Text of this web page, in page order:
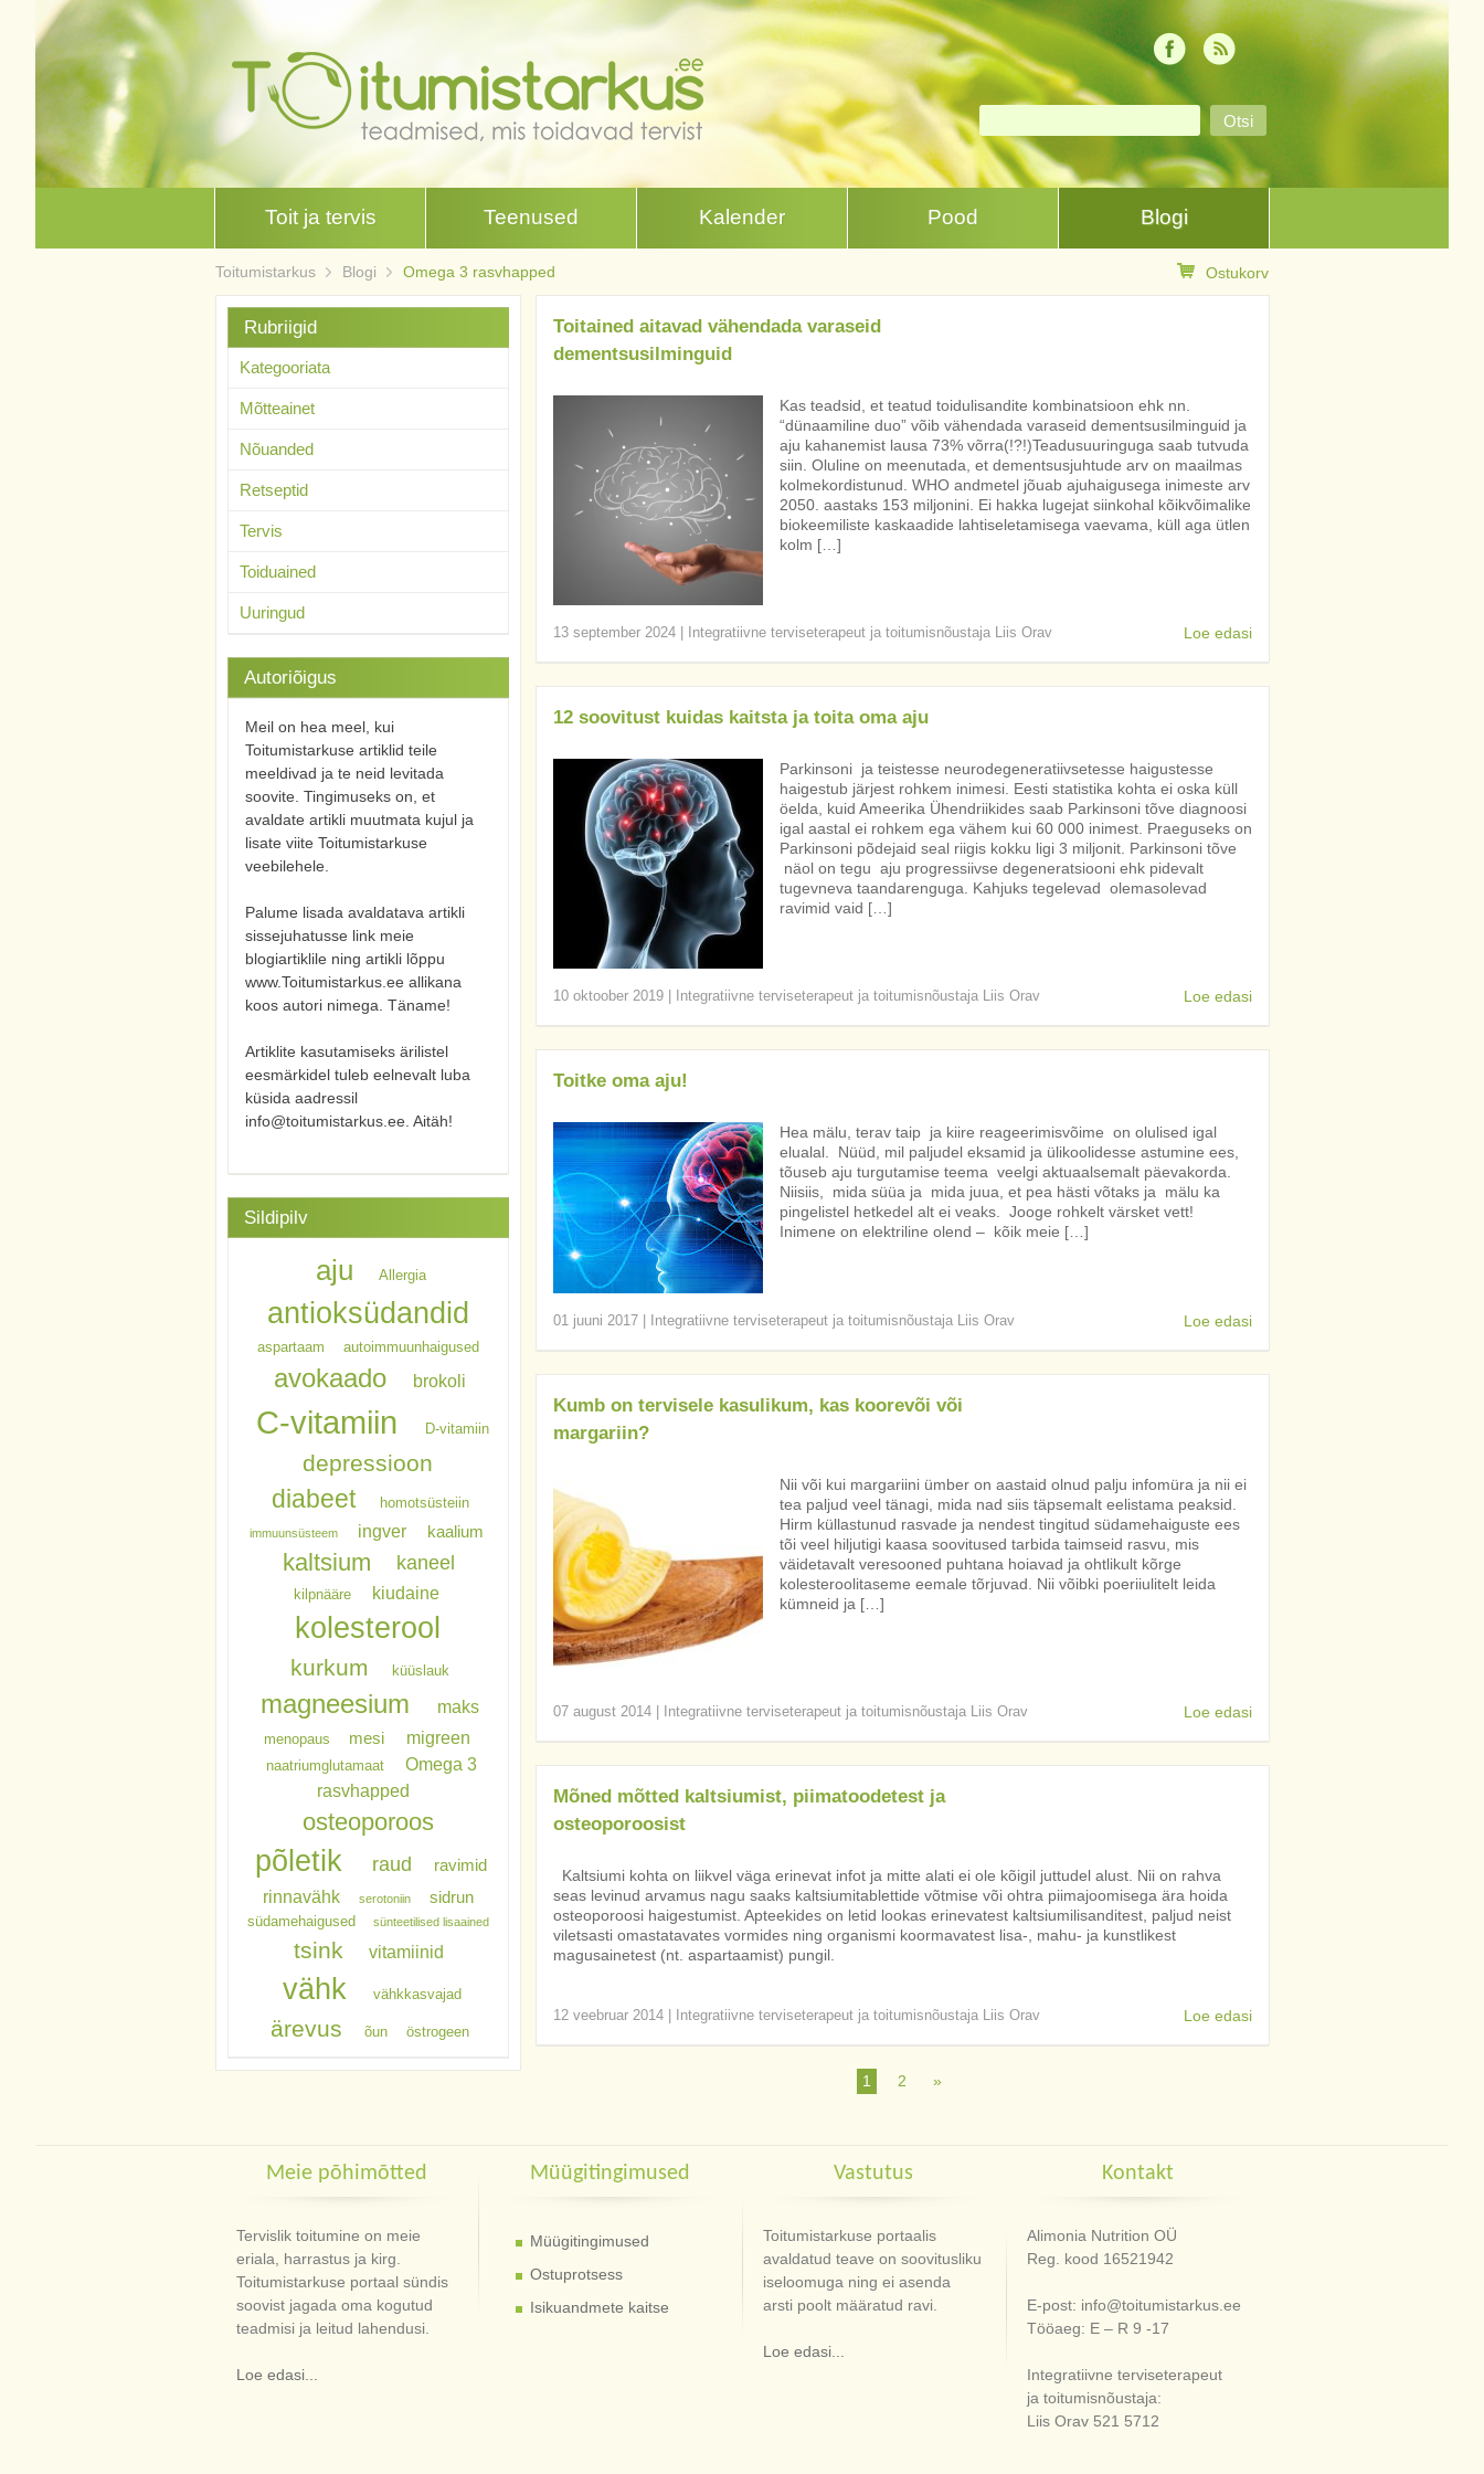
Toit ja tervis Teenused Kalender Pood Blogi
Toitumistarkus Blogi Omega 3 rasvhapped Ostukorv
Toitained aitavad vähendada varaseid
dementsusilminguid
Kas teadsid, et teatud toidulisandite kombinatsioon ehk nn.
“dünaamiline duo” võib vähendada varaseid dementsusilminguid ja
aju kahanemist lausa 73% võrra(!?!)Teadusuuringuga saab tutvuda
siin. Oluline on meenutada, et dementsusjuhtude arv on maailmas
kolmekordistunud. WHO andmetel jõuab ajuhaigusega inimeste arv
2050. aastaks 153 miljonini. Ei hakka lugejat siinkohal kõikvõimalike
biokeemiliste kaskaadide lahtiseletamisega vaevama, küll aga ütlen
kolm […]
13 september 2024| Integratiivne terviseterapeut ja toitumisnõustaja Liis Orav Loe edasi
12 soovitust kuidas kaitsta ja toita oma aju
Parkinsoni ja teistesse neurodegeneratiivsetesse haigustesse
haigestub järjest rohkem inimesi. Eesti statistika kohta ei oska küll
öelda, kuid Ameerika Ühendriikides saab Parkinsoni tõve diagnoosi
igal aastal ei rohkem ega vähem kui 60 000 inimest. Praeguseks on
Parkinsoni põdejaid seal riigis kokku ligi 3 miljonit. Parkinsoni tõve
näol on tegu aju progressiivse degeneratsiooni ehk pidevalt
tugevneva taandarenguga. Kahjuks tegelevad olemasolevad
ravimid vaid […]
10 oktoober 2019| Integratiivne terviseterapeut ja toitumisnõustaja Liis Orav Loe edasi
Toitke oma aju!
Hea mälu, terav taip ja kiire reageerimisvõime on olulised igal
elualal. Nüüd, mil paljudel eksamid ja ülikoolidesse astumine ees,
tõuseb aju turgutamise teema veelgi aktuaalsemalt päevakorda.
Niisiis, mida süüa ja mida juua, et pea hästi võtaks ja mälu ka
pingelistel hetkedel alt ei veaks. Jooge rohkelt värsket vett!
Inimene on elektriline olend – kõik meie […]
01 juuni 2017| Integratiivne terviseterapeut ja toitumisnõustaja Liis Orav Loe edasi
Kumb on tervisele kasulikum, kas koorevõi või
margariin?
Nii või kui margariini ümber on aastaid olnud palju infomüra ja nii ei
tea paljud veel tänagi, mida nad siis täpsemalt eelistama peaksid.
Hirm küllastunud rasvade ja nendest tingitud südamehaiguste ees
tõi veel hiljutigi kaasa soovitused tarbida taimseid rasvu, mis
väidetavalt veresooned puhtana hoiavad ja ohtlikult kõrge
kolesteroolitaseme eemale tõrjuvad. Nii võibki poeriiulitelt leida
kümneid ja […]
07 august 2014| Integratiivne terviseterapeut ja toitumisnõustaja Liis Orav Loe edasi
Mõned mõtted kaltsiumist, piimatoodetest ja
osteoporoosist
Kaltsiumi kohta on liikvel väga erinevat infot ja mitte alati ei ole kõigil juttudel alust. Nii on rahva
seas levinud arvamus nagu saaks kaltsiumitablettide võtmise või ohtra piimajoomisega ära hoida
osteoporoosi haigestumist. Apteekides on letid lookas erinevatest kaltsiumilisanditest, paljud neist
viletsasti omastatavates vormides ning organismi koormavatest lisa-, mahu- ja kunstlikest
magusainetest (nt. aspartaamist) pungil.
12 veebruar 2014| Integratiivne terviseterapeut ja toitumisnõustaja Liis Orav Loe edasi
1 2 »
Rubriigid
Kategooriata
Mõtteainet
Nõuanded
Retseptid
Tervis
Toiduained
Uuringud
Autoriõigus
Meil on hea meel, kui
Toitumistarkuse artiklid teile
meeldivad ja te neid levitada
soovite. Tingimuseks on, et
avaldate artikli muutmata kujul ja
lisate viite Toitumistarkuse
veebilehele.
Palume lisada avaldatava artikli
sissejuhatusse link meie
blogiartiklile ning artikli lõppu
www.Toitumistarkus.ee allikana
koos autori nimega. Täname!
Artiklite kasutamiseks ärilistel
eesmärkidel tuleb eelnevalt luba
küsida aadressil
info@toitumistarkus.ee. Aitäh!
Sildipilv
aju Allergia
antioksüdandid
aspartaam autoimmuunhaigused
avokaado brokoli
C-vitamiin D-vitamiin
depressioon
diabeet homotsüsteiin
immuunsüsteem ingver kaalium
kaltsium kaneel
kilpnääre kiudaine
kolesterool
kurkum küüslauk
magneesium maks
menopaus mesi migreen
naatriumglutamaat
Omega 3
rasvhapped
osteoporoos
põletik raud ravimid
rinnavähk serotoniin sidrun
südamehaigused sünteetilised lisaained
tsink vitamiinid
vähk vähkkasvajad
ärevus õun östrogeen
Meie põhimõtted
Tervislik toitumine on meie
eriala, harrastus ja kirg.
Toitumistarkuse portaal sündis
soovist jagada oma kogutud
teadmisi ja leitud lahendusi.
Loe edasi...
Müügitingimused
Müügitingimused
Ostuprotsess
Isikuandmete kaitse
Vastutus
Toitumistarkuse portaalis
avaldatud teave on soovitusliku
iseloomuga ning ei asenda
arsti poolt määratud ravi.
Loe edasi...
Kontakt
Alimonia Nutrition OÜ
Reg. kood 16521942
E-post: info@toitumistarkus.ee
Tööaeg: E – R 9 -17
Integratiivne terviseterapeut
ja toitumisnõustaja:
Liis Orav 521 5712